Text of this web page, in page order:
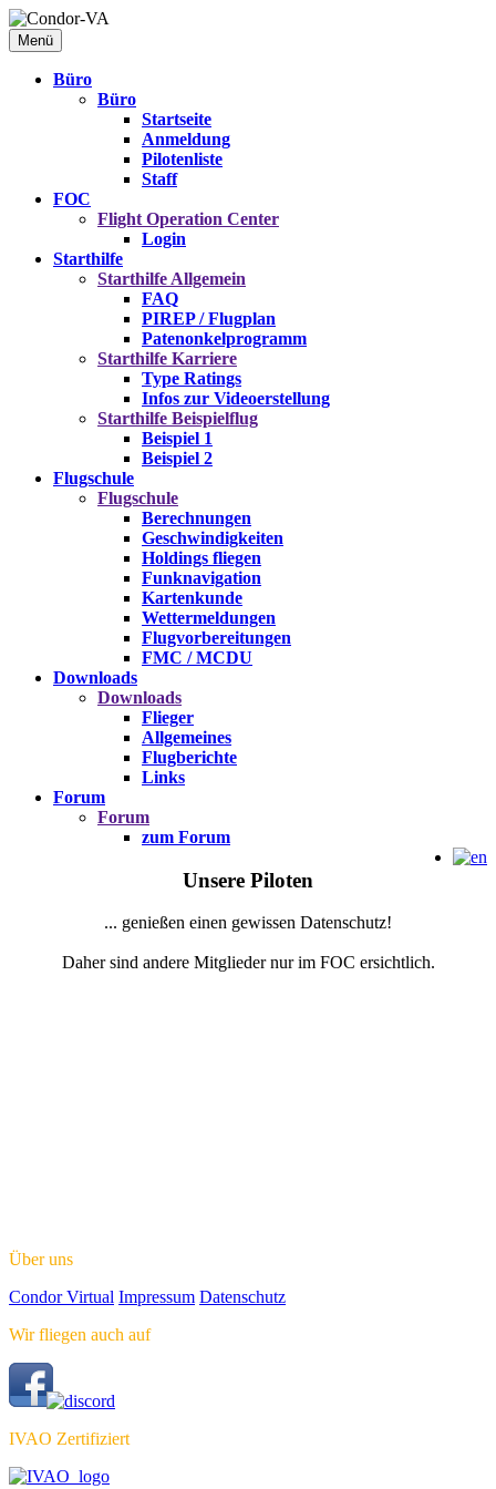
Menü
Büro
Büro
Startseite
Anmeldung
Pilotenliste
Staff
FOC
Flight Operation Center
Login
Starthilfe
Starthilfe Allgemein
FAQ
PIREP / Flugplan
Patenonkelprogramm
Starthilfe Karriere
Type Ratings
Infos zur Videoerstellung
Starthilfe Beispielflug
Beispiel 1
Beispiel 2
Flugschule
Flugschule
Berechnungen
Geschwindigkeiten
Holdings fliegen
Funknavigation
Kartenkunde
Wettermeldungen
Flugvorbereitungen
FMC / MCDU
Downloads
Downloads
Flieger
Allgemeines
Flugberichte
Links
Forum
Forum
zum Forum
Unsere Piloten
... genießen einen gewissen Datenschutz!
Daher sind andere Mitglieder nur im FOC ersichtlich.
Über uns
Condor Virtual Impressum Datenschutz
Wir fliegen auch auf
IVAO Zertifiziert